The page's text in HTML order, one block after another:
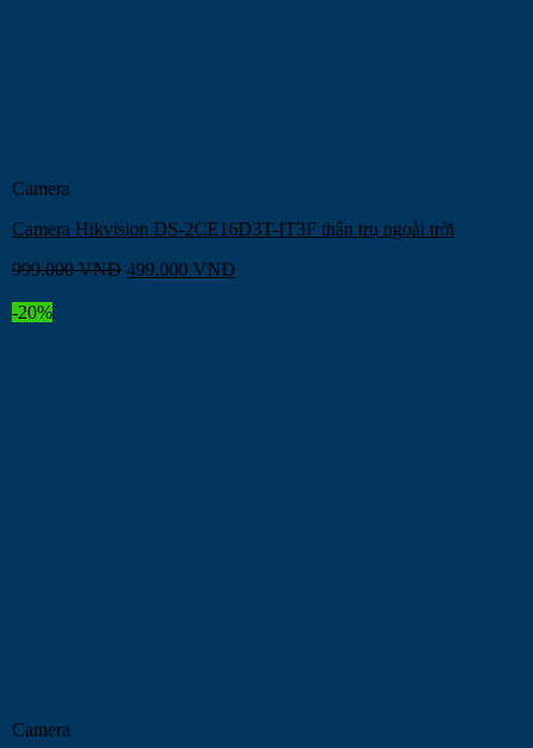
Camera
Camera Hikvision DS-2CE16D3T-IT3F thân trụ ngoài trời
999.000VNĐ 499.000 VNĐ
-20%
Camera